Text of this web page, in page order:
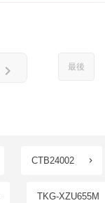
最後
chevron_right
CTB24002
TKG-XZU655M